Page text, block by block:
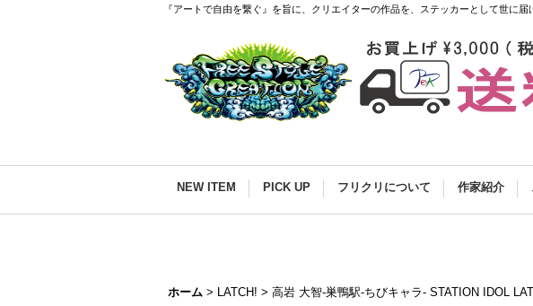
『アートで自由を繋ぐ』を旨に、クリエイターの作品を、ステッカーとして世に
NEW ITEM PICK UP フリクリについて 作家紹介
ホーム > LATCH! > 高岩 大智-巣鴨駅-ちびキャラ- STATION IDOL